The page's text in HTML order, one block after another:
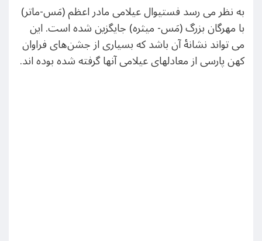
به نظر می رسد فستیوال عیلامی مادر اعظم (مَس-ماتر)
با مهرگان بزرگ (مَس- میثره) جایگزین شده است. این
می تواند نشانهٔ آن باشد که بسیاری از جشن‌های فراوان
کهن پارسی از معادلهای عیلامی آنها گرفته شده بوده اند.